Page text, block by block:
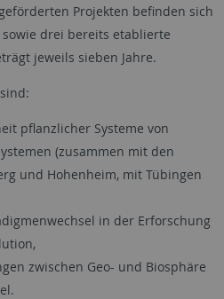
Projekten befinden sich
drei bereits etablierte
jeweils sieben Jahre.
pflanzlicher Systeme von
(zusammen mit den
und Hohenheim, mit Tübingen
in der Erforschung
zwischen Geo- und Biosphäre